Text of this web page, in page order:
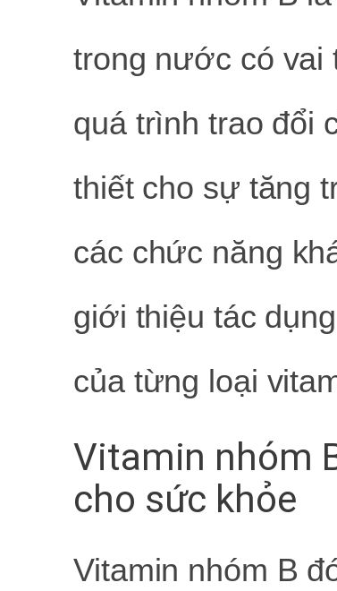
trong nước có vai
quá trình trao đổi
thiết cho sự tăng
các chức năng
giới thiệu tác
của từng loại
Vitamin nhóm
cho sức khỏe
Vitamin nhóm B